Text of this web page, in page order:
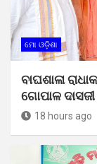
ମୋ ଓଡ଼ିଶା
ବାଘଶାଳା
ଗୋପାଳ ଦାସଜୀ
18 hours ago